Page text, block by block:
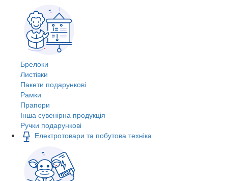
Брелоки
Листівки
Пакети подарункові
Рамки
Прапори
Інша сувенірна продукція
Ручки подарункові
Електротовари та побутова техніка